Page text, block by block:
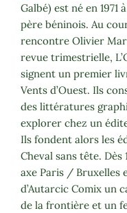
Galbé) est né en 1971
père béninois. Au
rencontre Olivier
revue trimestrielle,
signent un premier
Vents d’Ouest. Ils
des littératures
explorer chez un
Ils fondent alors les
Cheval sans tête.
axe Paris / Bruxelles
d’Autarcic Comix un
de la frontière et un